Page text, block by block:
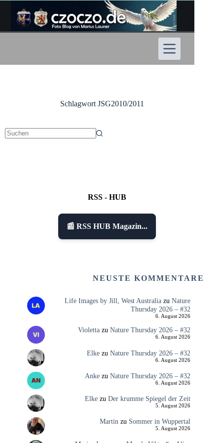
Inhalt
springen
Schlagwort JSG2010/2011
RSS - HUB
📰 RSS HUB Magazin...
NEUSTE KOMMENTARE
Life Images by Jill, West Australiazu Nature
Thursday 2026 – #32
6. August 2026
Violettazu Nature Thursday 2026 – #32
6. August 2026
Elkezu Nature Thursday 2026 – #32
6. August 2026
Ankezu Nature Thursday 2026 – #32
6. August 2026
Elkezu Der krumme Spiegel der Zeit
5. August 2026
Martin zu Sommer in Wuppertal
5. August 2026